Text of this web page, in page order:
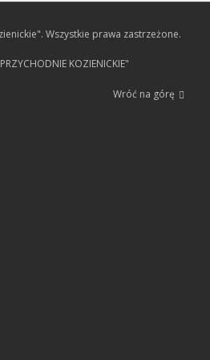
Wszystkie prawa zastrzeżone.
KOZIENICKIE"
Wróć na górę